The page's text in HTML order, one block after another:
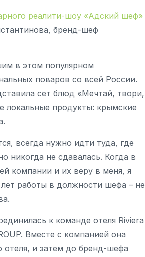
реалити-шоу «Адский шеф»
бренд-шеф
в этом популярном
поваров со всей России.
сет блюд «Мечтай, твори,
локальные продукты: крымские
всегда нужно идти туда, где
никогда не сдавалась. Когда в
компании и их веру в меня, я
работы в должности шефа – не
к команде отеля Riviera
Вместе с компанией она
отеля, и затем до бренд-шефа